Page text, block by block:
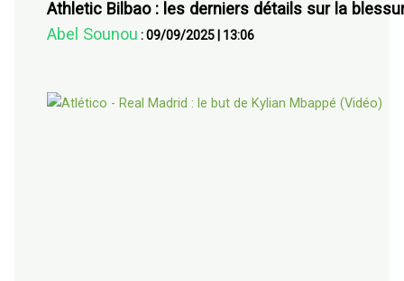
Athletic Bilbao : les derniers détails sur la
Abel Sounou :09/09/2025 13:06